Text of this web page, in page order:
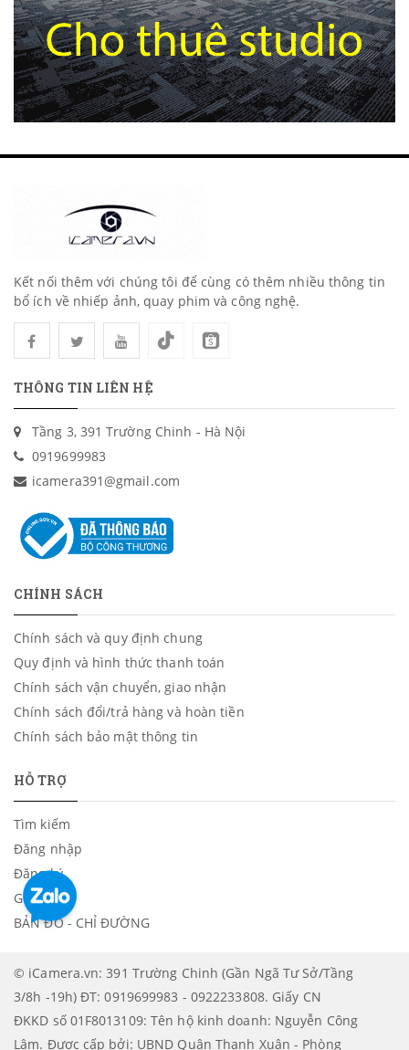
Kết nối thêm với chúng tôi để cùng có thêm nhiều thông tin
bổ ích về nhiếp ảnh, quay phim và công nghệ.
THÔNG TIN LIÊN HỆ
Tầng 3, 391 Trường Chinh - Hà Nội
0919699983
icamera391@gmail.com
CHÍNH SÁCH
Chính sách và quy định chung
Quy định và hình thức thanh toán
Chính sách vận chuyển, giao nhận
Chính sách đổi/trả hàng và hoàn tiền
Chính sách bảo mật thông tin
HỖ TRỢ
Tìm kiếm
Đăng nhập
Đăng ký
Giỏ hàng
BẢN ĐỒ - CHỈ ĐƯỜNG
© iCamera.vn: 391 Trường Chinh (Gần Ngã Tư Sở/Tầng
3/8h -19h) ĐT: 0919699983 - 0922233808. Giấy CN
ĐKKD số 01F8013109: Tên hộ kinh doanh: Nguyễn Công
Lâm. Được cấp bởi: UBND Quận Thanh Xuân - Phòng